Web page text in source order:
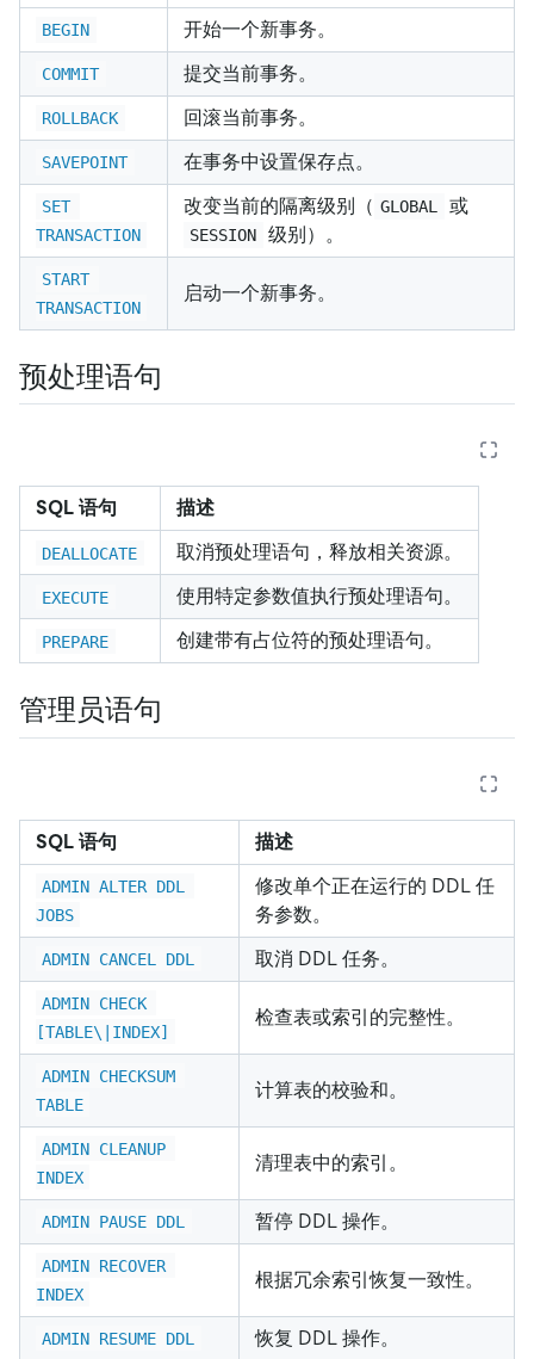
BEGIN 开始一个新事务。
COMMIT 提交当前事务。
ROLLBACK 回滚当前事务。
SAVEPOINT 在事务中设置保存点。
SET
TRANSACTION
改变当前的隔离级别（ GLOBAL 或
SESSION 级别）。
START
TRANSACTION
启动一个新事务。
预处理语句
SQL 语句 描述
DEALLOCATE 取消预处理语句，释放相关资源。
EXECUTE 使用特定参数值执行预处理语句。
PREPARE 创建带有占位符的预处理语句。
管理员语句
SQL 语句 描述
ADMIN ALTER DDL
JOBS
修改单个正在运行的 DDL 任
务参数。
ADMIN CANCEL DDL 取消 DDL 任务。
ADMIN CHECK
[TABLE\|INDEX]
检查表或索引的完整性。
ADMIN CHECKSUM
TABLE
计算表的校验和。
ADMIN CLEANUP
INDEX
清理表中的索引。
ADMIN PAUSE DDL 暂停 DDL 操作。
ADMIN RECOVER
INDEX
根据冗余索引恢复一致性。
ADMIN RESUME DDL 恢复 DDL 操作。